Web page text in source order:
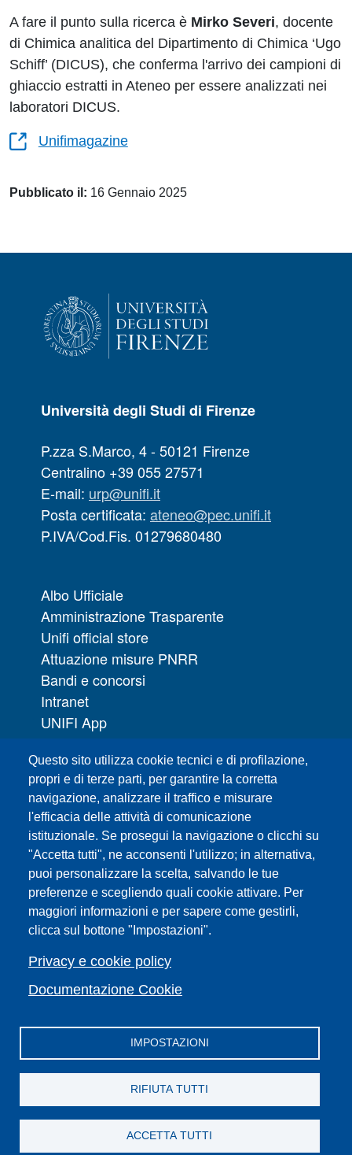
A fare il punto sulla ricerca è Mirko Severi, docente
di Chimica analitica del Dipartimento di Chimica ‘Ugo
Schiff’ (DICUS), che conferma l'arrivo dei campioni di
ghiaccio estratti in Ateneo per essere analizzati nei
laboratori DICUS.
Unifimagazine
Pubblicato il: 16 Gennaio 2025
Questo sito utilizza cookie tecnici e di profilazione,
propri e di terze parti, per garantire la corretta
navigazione, analizzare il traffico e misurare
l'efficacia delle attività di comunicazione
istituzionale. Se prosegui la navigazione o clicchi su
"Accetta tutti", ne acconsenti l'utilizzo; in alternativa,
puoi personalizzare la scelta, salvando le tue
preferenze e scegliendo quali cookie attivare. Per
maggiori informazioni e per sapere come gestirli,
clicca sul bottone "Impostazioni".
Privacy e cookie policy
Documentazione Cookie
IMPOSTAZIONI
RIFIUTA TUTTI
ACCETTA TUTTI
Università degli Studi di Firenze
P.zza S.Marco, 4 - 50121 Firenze
Centralino +39 055 27571
E-mail: urp@unifi.it
Posta certificata: ateneo@pec.unifi.it
P.IVA/Cod.Fis. 01279680480
Albo Ufficiale
Amministrazione Trasparente
Unifi official store
Attuazione misure PNRR
Bandi e concorsi
Intranet
UNIFI App
URP | Ufficio Relazioni con il Pubblico
Sedi
Mappa del sito
Webmaster e redazione web
Elenco dei siti tematici
Accessibilità
Feed RSS
Note legali del sito
Privacy policy
Cambia idea sui cookie
Facebook
X YouTubeSpotifyInstagramLinkedInTelegram
Flickr